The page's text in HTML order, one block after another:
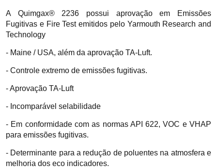
A Quimgax® 2236 possui aprovação em Emissões
Fugitivas e Fire Test emitidos pelo Yarmouth Research and
Technology
- Maine / USA, além da aprovação TA-Luft.
- Controle extremo de emissões fugitivas.
- Aprovação TA-Luft
- Incomparável selabilidade
- Em conformidade com as normas API 622, VOC e VHAP
para emissões fugitivas.
- Determinante para a redução de poluentes na atmosfera e
melhoria dos eco indicadores.